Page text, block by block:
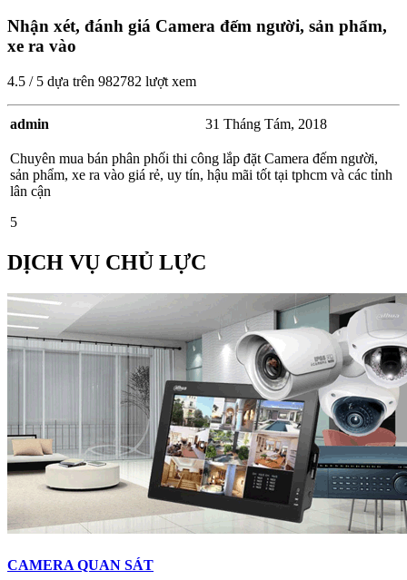
Nhận xét, đánh giá Camera đếm người, sản phẩm,
xe ra vào
4.5 / 5 dựa trên 982782 lượt xem
admin 31 Tháng Tám, 2018
Chuyên mua bán phân phối thi công lắp đặt Camera đếm người,
sản phẩm, xe ra vào giá rẻ, uy tín, hậu mãi tốt tại tphcm và các tỉnh
lân cận
5
DỊCH VỤ CHỦ LỰC
CAMERA QUAN SÁT